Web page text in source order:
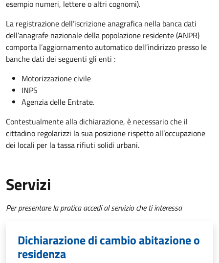
esempio numeri, lettere o altri cognomi).
La registrazione dell’iscrizione anagrafica nella banca dati
dell’anagrafe nazionale della popolazione residente (ANPR)
comporta l’aggiornamento automatico dell’indirizzo presso le
banche dati dei seguenti gli enti :
Motorizzazione civile
INPS
Agenzia delle Entrate.
Contestualmente alla dichiarazione, è necessario che il
cittadino regolarizzi la sua posizione rispetto all’occupazione
dei locali per la tassa rifiuti solidi urbani.
Servizi
Per presentare la pratica accedi al servizio che ti interessa
Dichiarazione di cambio abitazione o
residenza